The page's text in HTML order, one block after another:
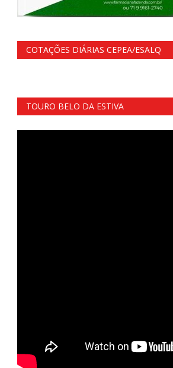
COTAÇÕES DIÁRIAS CEPEA/ESALQ
TOURO BELO DA ESTIVA